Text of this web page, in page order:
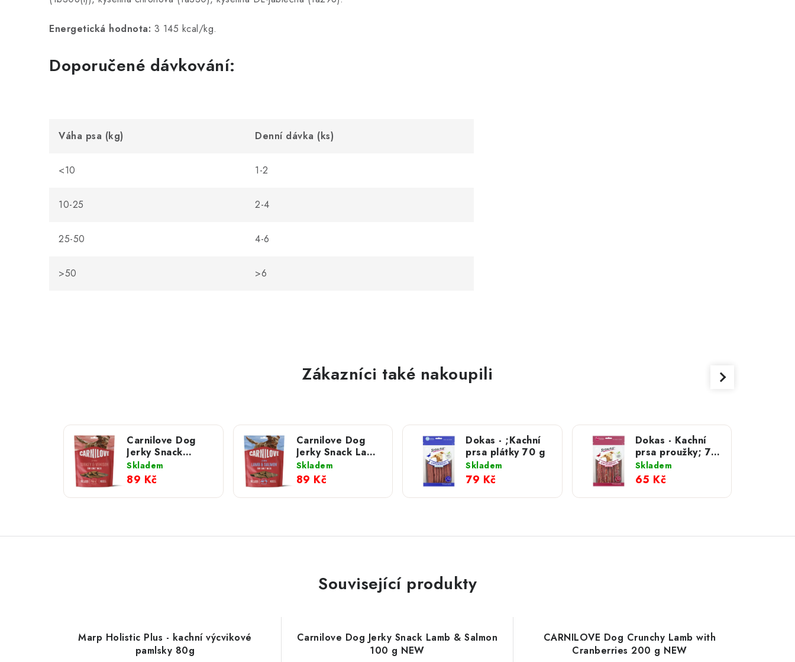
Energetická hodnota: 3 145 kcal/kg.
Doporučené dávkování:
Váha psa (kg) Denní dávka (ks)
<10 1-2
10-25 2-4
25-50 4-6
>50 >6
Zákazníci také nakoupili
Carnilove Dog
Jerky Snack
Turkey & Venison
100 g NEW
Skladem
89 Kč
Carnilove Dog
Jerky Snack Lamb
& Salmon 100 g
NEW
Skladem
89 Kč
Dokas - ;Kachní
prsa plátky 70 g
Skladem
79 Kč
Dokas - Kachní
prsa proužky; 70
g
Skladem
65 Kč
Související produkty
Marp Holistic Plus - kachní výcvikové
pamlsky 80g
Carnilove Dog Jerky Snack Lamb & Salmon
100 g NEW
CARNILOVE Dog Crunchy Lamb with
Cranberries 200 g NEW